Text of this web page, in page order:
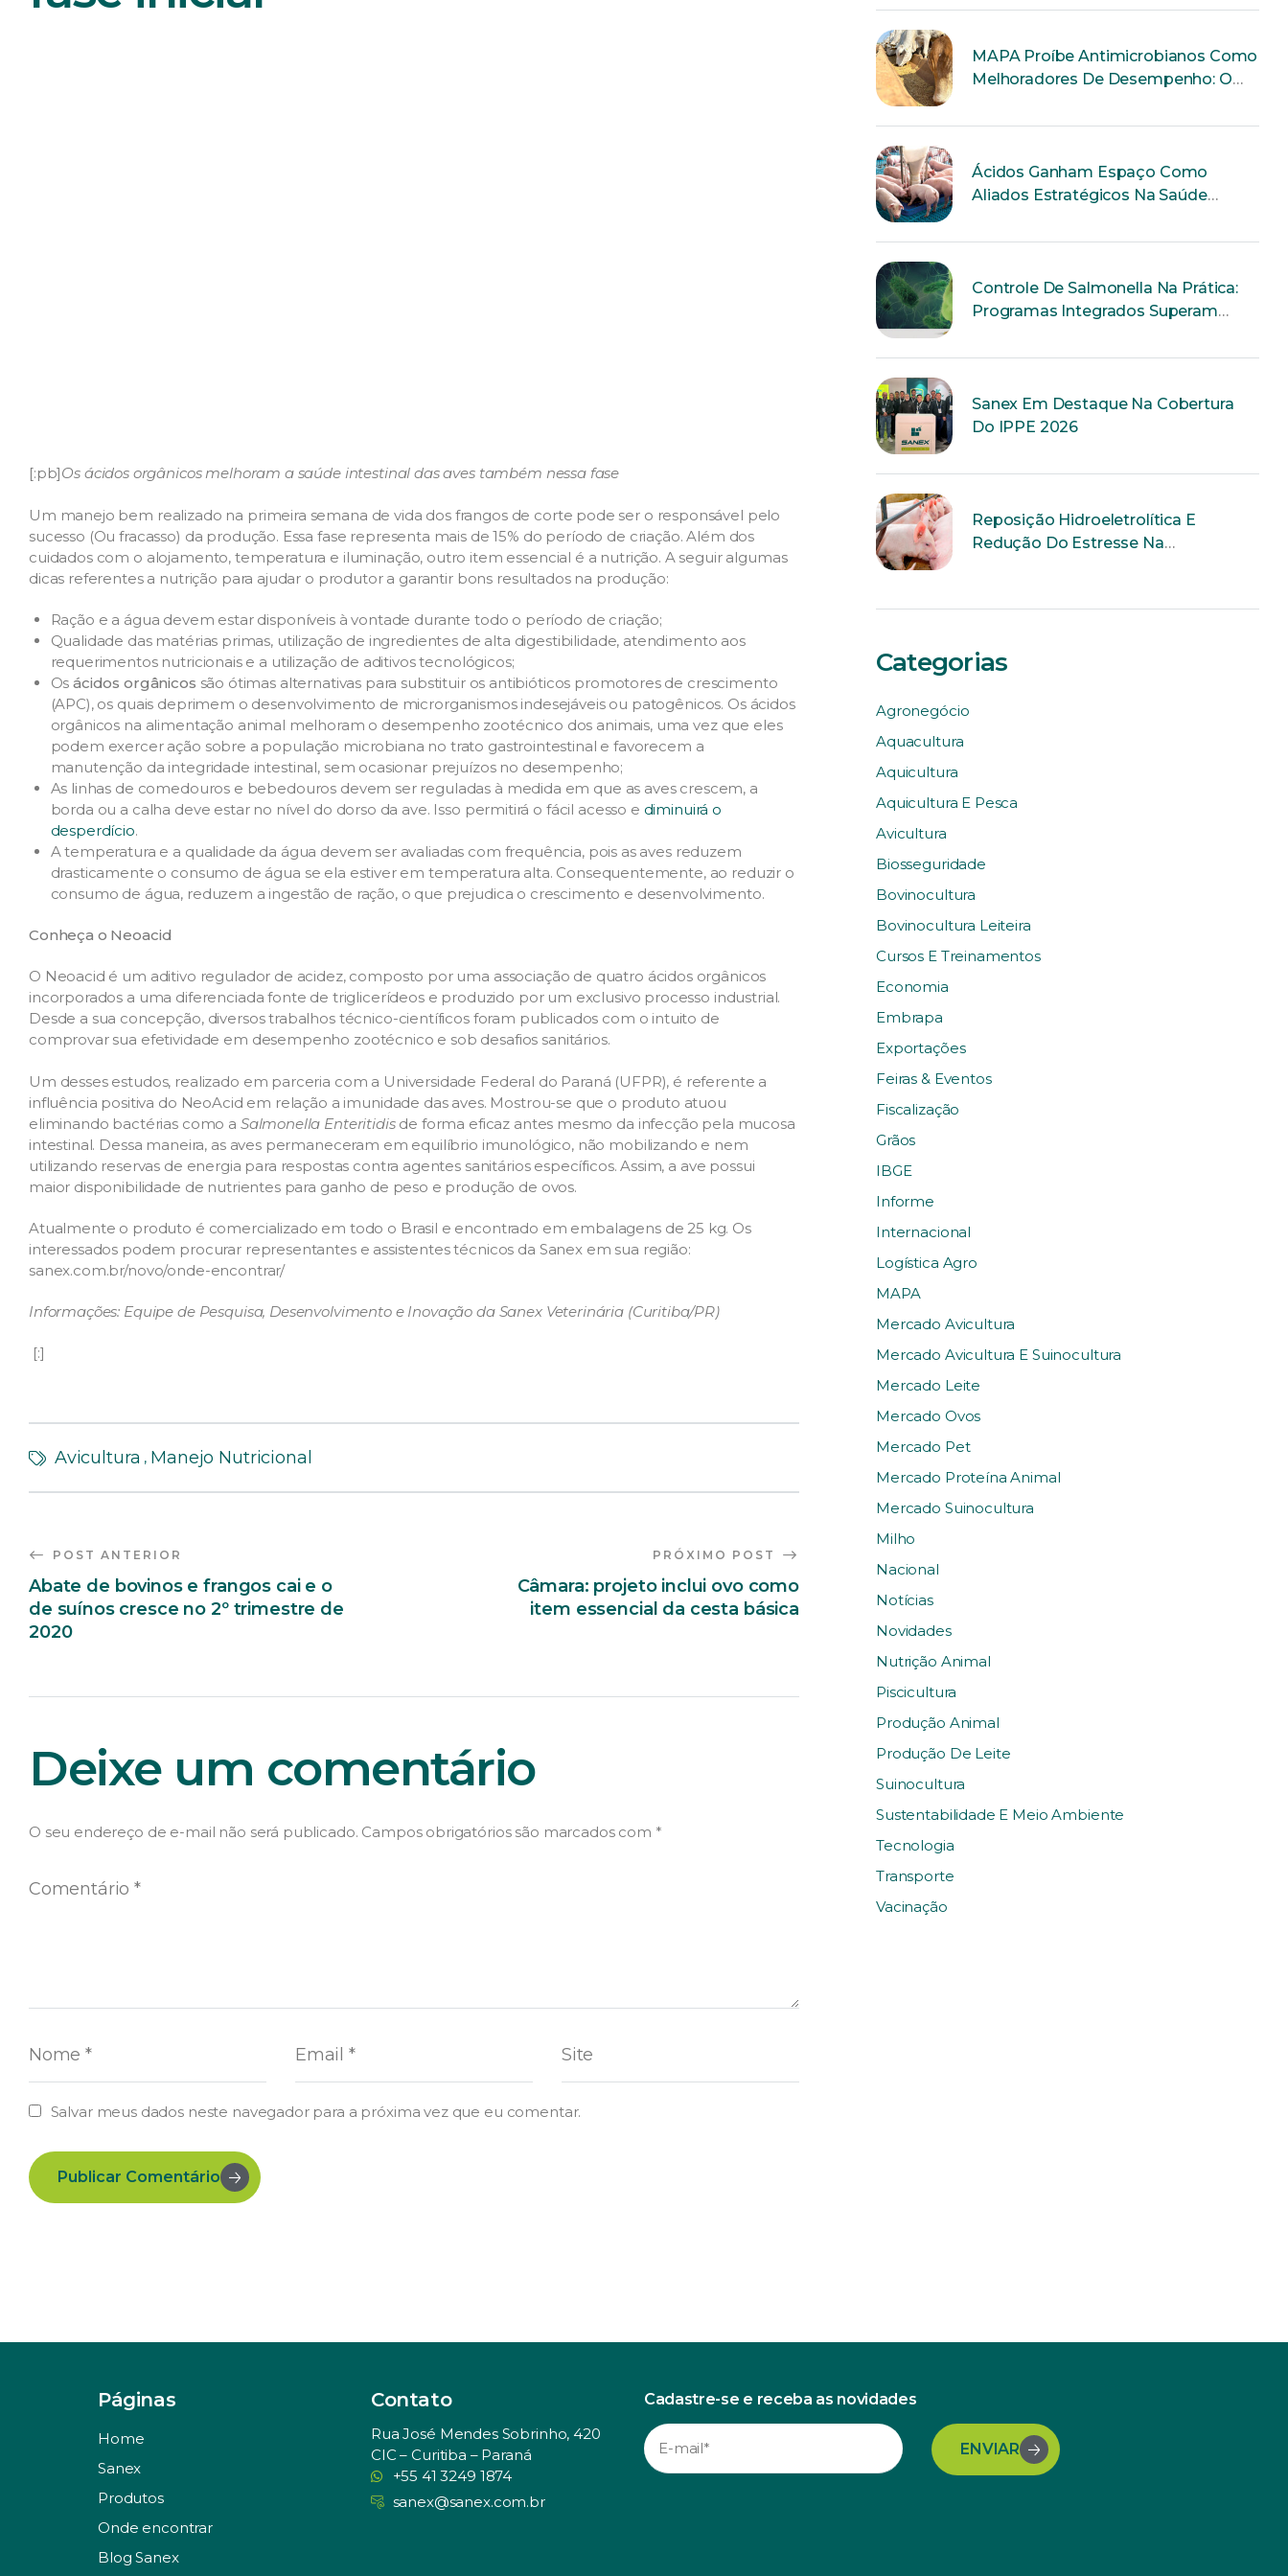
[:pb]Os ácidos orgânicos melhoram a saúde intestinal das aves também nessa fase
Um manejo bem realizado na primeira semana de vida dos frangos de corte pode ser o responsável pelo
sucesso (Ou fracasso) da produção. Essa fase representa mais de 15% do período de criação. Além dos
cuidados com o alojamento, temperatura e iluminação, outro item essencial é a nutrição. A seguir algumas
dicas referentes a nutrição para ajudar o produtor a garantir bons resultados na produção:
Ração e a água devem estar disponíveis à vontade durante todo o período de criação;
Qualidade das matérias primas, utilização de ingredientes de alta digestibilidade, atendimento aos
requerimentos nutricionais e a utilização de aditivos tecnológicos;
Osácidos orgânicos são ótimas alternativas para substituir os antibióticos promotores de crescimento
(APC), os quais deprimem o desenvolvimento de microrganismos indesejáveis ou patogênicos. Os ácidos
orgânicos na alimentação animal melhoram o desempenho zootécnico dos animais, uma vez que eles
podem exercer ação sobre a população microbiana no trato gastrointestinal e favorecem a
manutenção da integridade intestinal, sem ocasionar prejuízos no desempenho;
As linhas de comedouros e bebedouros devem ser reguladas à medida em que as aves crescem, a
borda ou a calha deve estar no nível do dorso da ave. Isso permitirá o fácil acesso e diminuirá o
desperdício.
A temperatura e a qualidade da água devem ser avaliadas com frequência, pois as aves reduzem
drasticamente o consumo de água se ela estiver em temperatura alta. Consequentemente, ao reduzir o
consumo de água, reduzem a ingestão de ração, o que prejudica o crescimento e desenvolvimento.
Conheça o Neoacid
O Neoacid é um aditivo regulador de acidez, composto por uma associação de quatro ácidos orgânicos
incorporados a uma diferenciada fonte de triglicerídeos e produzido por um exclusivo processo industrial.
Desde a sua concepção, diversos trabalhos técnico-científicos foram publicados com o intuito de
comprovar sua efetividade em desempenho zootécnico e sob desafios sanitários.
Um desses estudos, realizado em parceria com a Universidade Federal do Paraná (UFPR), é referente a
influência positiva do NeoAcid em relação a imunidade das aves. Mostrou-se que o produto atuou
eliminando bactérias como a Salmonella Enteritidisde forma eficaz antes mesmo da infecção pela mucosa
intestinal. Dessa maneira, as aves permaneceram em equilíbrio imunológico, não mobilizando e nem
utilizando reservas de energia para respostas contra agentes sanitários específicos. Assim, a ave possui
maior disponibilidade de nutrientes para ganho de peso e produção de ovos.
Atualmente o produto é comercializado em todo o Brasil e encontrado em embalagens de 25 kg. Os
interessados podem procurar representantes e assistentes técnicos da Sanex em sua região:
sanex.com.br/novo/onde-encontrar/
Informações: Equipe de Pesquisa, Desenvolvimento e Inovação da Sanex Veterinária (Curitiba/PR)
[:]
Avicultura , Manejo Nutricional
POST ANTERIOR
Abate de bovinos e frangos cai e o
de suínos cresce no 2º trimestre de
2020
PRÓXIMO POST
Câmara: projeto inclui ovo como
item essencial da cesta básica
Deixe um comentário
O seu endereço de e-mail não será publicado. Campos obrigatórios são marcados com *
Salvar meus dados neste navegador para a próxima vez que eu comentar.
Publicar Comentário
MAPA Proíbe Antimicrobianos Como
Melhoradores De Desempenho: O
Ácidos Ganham Espaço Como
Aliados Estratégicos Na Saúde
Controle De Salmonella Na Prática:
Programas Integrados Superam
Sanex Em Destaque Na Cobertura
Do IPPE 2026
Reposição Hidroeletrolítica E
Redução Do Estresse Na
Categorias
Agronegócio
Aquacultura
Aquicultura
Aquicultura E Pesca
Avicultura
Biosseguridade
Bovinocultura
Bovinocultura Leiteira
Cursos E Treinamentos
Economia
Embrapa
Exportações
Feiras & Eventos
Fiscalização
Grãos
IBGE
Informe
Internacional
Logística Agro
MAPA
Mercado Avicultura
Mercado Avicultura E Suinocultura
Mercado Leite
Mercado Ovos
Mercado Pet
Mercado Proteína Animal
Mercado Suinocultura
Milho
Nacional
Notícias
Novidades
Nutrição Animal
Piscicultura
Produção Animal
Produção De Leite
Suinocultura
Sustentabilidade E Meio Ambiente
Tecnologia
Transporte
Vacinação
Páginas
Home
Sanex
Produtos
Onde encontrar
Blog Sanex
Contato
Rua José Mendes Sobrinho, 420
CIC – Curitiba – Paraná
+55 41 3249 1874
sanex@sanex.com.br
Cadastre-se e receba as novidades
ENVIAR